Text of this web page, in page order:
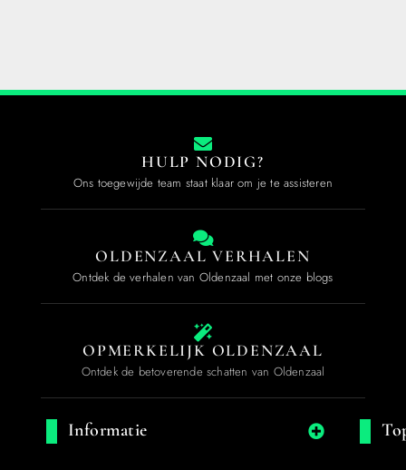
HULP NODIG?
Ons toegewijde team staat klaar om je te assisteren
OLDENZAAL VERHALEN
Ontdek de verhalen van Oldenzaal met onze blogs
OPMERKELIJK OLDENZAAL
Ontdek de betoverende schatten van Oldenzaal
Informatie